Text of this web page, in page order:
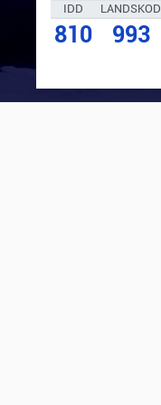
IDD LANDSKOD
810 993